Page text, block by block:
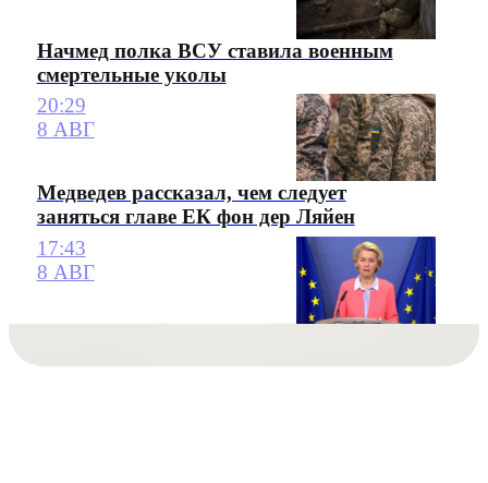
Начмед полка ВСУ ставила военным
смертельные уколы
20:29
8 АВГ
Медведев рассказал, чем следует
заняться главе ЕК фон дер Ляйен
17:43
8 АВГ